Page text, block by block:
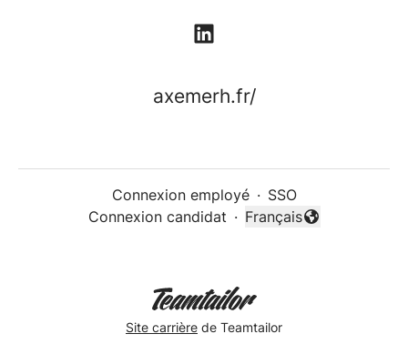
axemerh.fr/
Connexion employé · SSO
Connexion candidat ·
Changer la langue
Français
Site carrière de Teamtailor